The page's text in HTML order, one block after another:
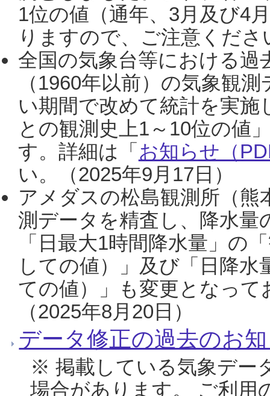
1位の値（通年、3月及び4
りますので、ご注意くだ
全国の気象台等における過
（1960年以前）の気象観
い期間で改めて統計を実
との観測史上1～10位の値
す。詳細は「 お知らせ（
い。（2025年9月17日）
アメダスの松島観測所（熊
測データを精査し、降水
「日最大1時間降水量」の
しての値）」及び「日降
ての値）」も変更となっ
（2025年8月20日）
データ修正の過去のお
※ 掲載している気象デー
場合があります。 ご利用